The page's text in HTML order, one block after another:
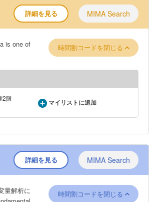
詳細を見る MIMA Search
is one of
時間割コードを閉じる
2限 マイリストに追加
詳細を見る MIMA Search
時間割コードを閉じる